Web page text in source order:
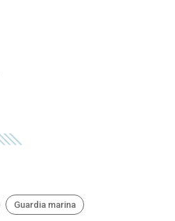
Guardia marina